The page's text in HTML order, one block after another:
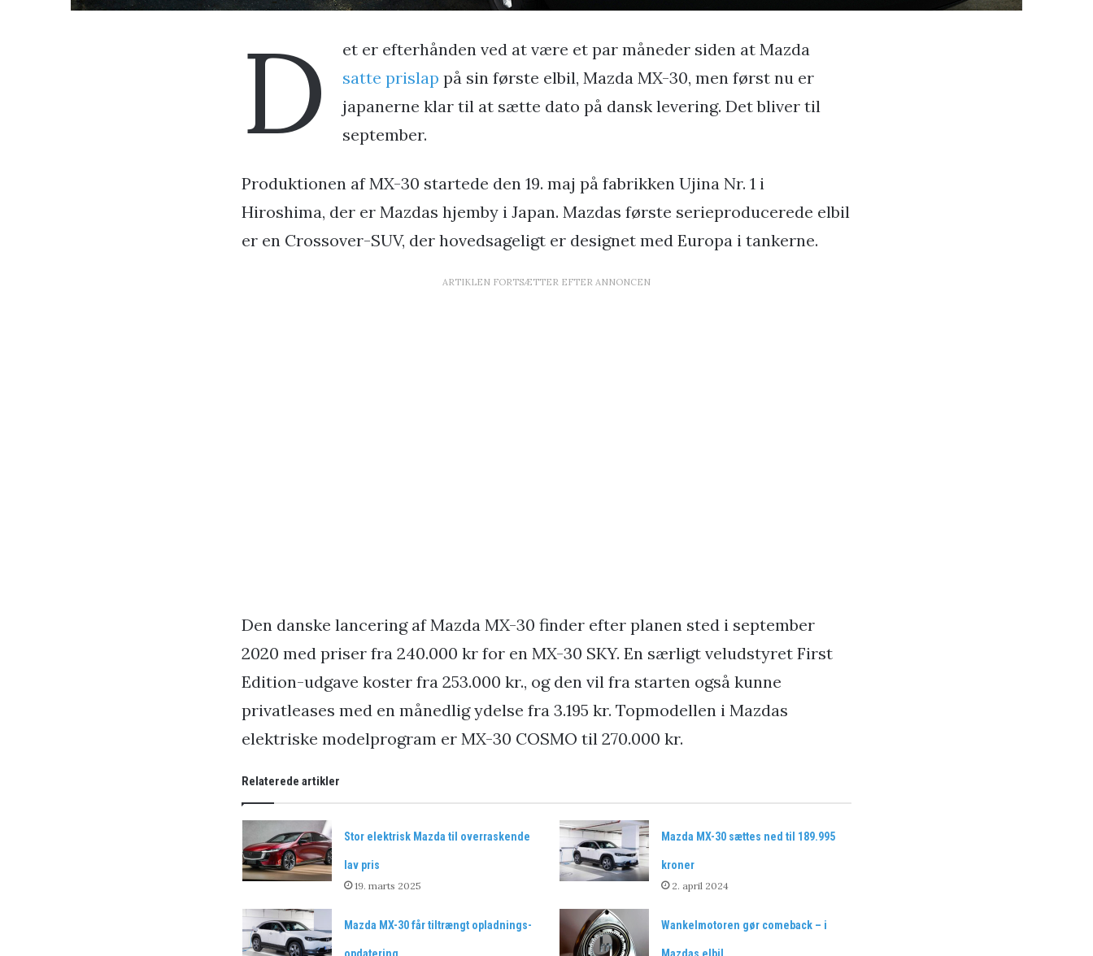
D
et er efterhånden ved at være et par måneder siden at Mazda
satte prislap på sin første elbil, Mazda MX-30, men først nu er
japanerne klar til at sætte dato på dansk levering. Det bliver til
september.
Produktionen af MX-30 startede den 19. maj på fabrikken Ujina Nr. 1 i
Hiroshima, der er Mazdas hjemby i Japan. Mazdas første serieproducerede elbil
er en Crossover-SUV, der hovedsageligt er designet med Europa i tankerne.
ARTIKLEN FORTSÆTTER EFTER ANNONCEN
Den danske lancering af Mazda MX-30 finder efter planen sted i september
2020 med priser fra 240.000 kr for en MX-30 SKY. En særligt veludstyret First
Edition-udgave koster fra 253.000 kr., og den vil fra starten også kunne
privatleases med en månedlig ydelse fra 3.195 kr. Topmodellen i Mazdas
elektriske modelprogram er MX-30 COSMO til 270.000 kr.
Relaterede artikler
Stor elektrisk Mazda til overraskende
lav pris
19. marts 2025
Mazda MX-30 sættes ned til 189.995
kroner
2. april 2024
Mazda MX-30 får tiltrængt opladnings- Wankelmotoren gør comeback – i